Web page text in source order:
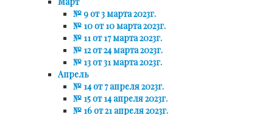
№ 9 от 3 марта 2023г.
№ 10 от 10 марта 2023г.
№ 11 от 17 марта 2023г.
№ 12 от 24 марта 2023г.
№ 13 от 31 марта 2023г.
Апрель
№ 14 от 7 апреля 2023г.
№ 15 от 14 апреля 2023г.
№ 16 от 21 апреля 2023г.